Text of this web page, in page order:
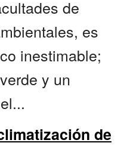
de
es
inestimable;
y un
de